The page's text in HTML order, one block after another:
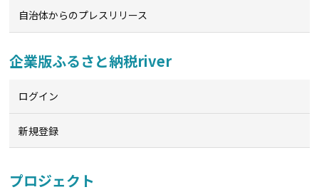
自治体からのプレスリリース
企業版ふるさと納税river
ログイン
新規登録
プロジェクト